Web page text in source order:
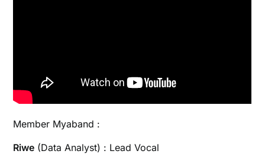
Member Myaband :
Riwe (Data Analyst) : Lead Vocal